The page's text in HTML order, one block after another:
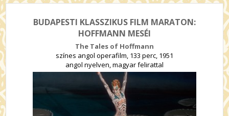
BUDAPESTI KLASSZIKUS FILM MARATON:
HOFFMANN MESÉI
The Tales of Hoffmann
színes angol operafilm, 133 perc, 1951
angol nyelven, magyar felirattal